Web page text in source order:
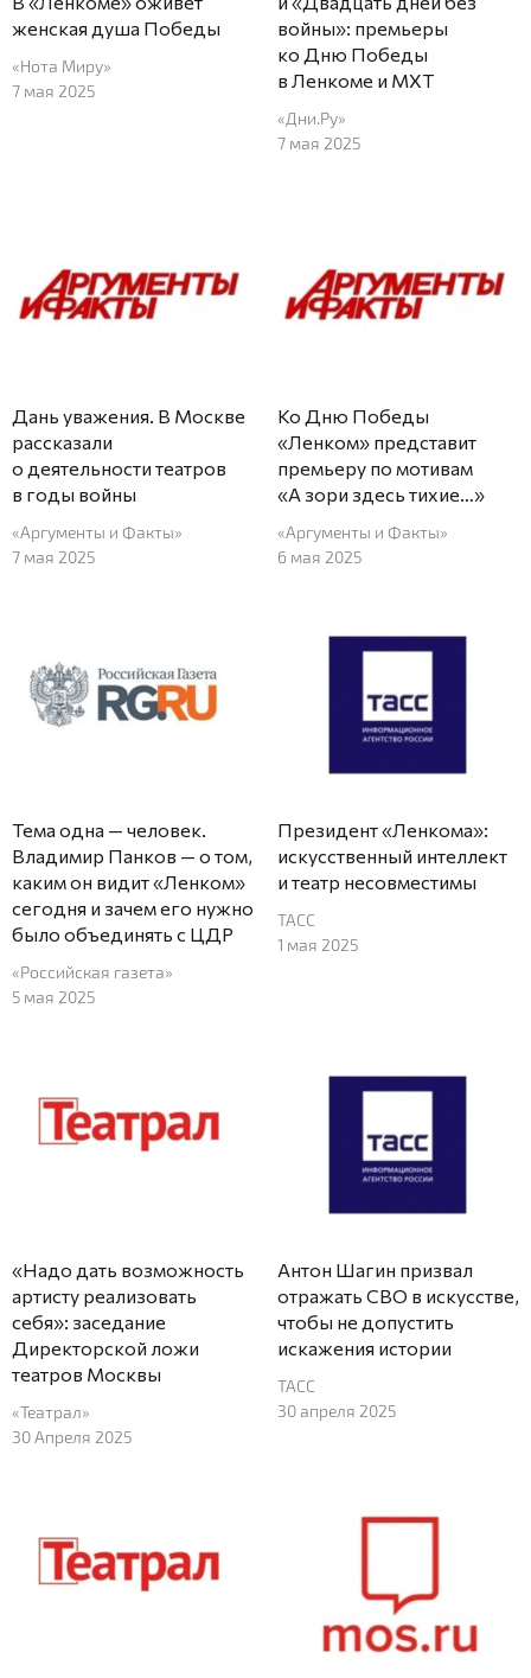
женская душа Победы
«Нота Миру»
7 мая 2025
войны»: премьеры
ко Дню Победы
в Ленкоме и МХТ
«Дни.Ру»
7 мая 2025
Дань уважения. В Москве
рассказали
о деятельности театров
в годы войны
«Аргументы и Факты»
7 мая 2025
Ко Дню Победы
«Ленком» представит
премьеру по мотивам
«А зори здесь тихие…»
«Аргументы и Факты»
6 мая 2025
Тема одна — человек.
Владимир Панков — о том,
каким он видит «Ленком»
сегодня и зачем его нужно
было объединять с ЦДР
«Российская газета»
5 мая 2025
Президент «Ленкома»:
искусственный интеллект
и театр несовместимы
ТАСС
1 мая 2025
«Надо дать возможность
артисту реализовать
себя»: заседание
Директорской ложи
театров Москвы
«Театрал»
30 Апреля 2025
Антон Шагин призвал
отражать СВО в искусстве,
чтобы не допустить
искажения истории
ТАСС
30 апреля 2025